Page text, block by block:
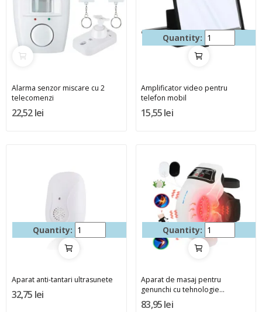
Alarma senzor miscare cu 2
telecomenzi
22,52 lei
Quantity:
Amplificator video pentru
telefon mobil
15,55 lei
Quantity:
Aparat anti-tantari ultrasunete
32,75 lei
Quantity:
Aparat de masaj pentru
genunchi cu tehnologie...
83,95 lei